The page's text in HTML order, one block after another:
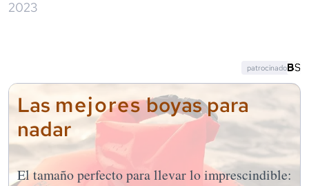
2023
Las mejoresboyas para
nadar
El tamaño perfecto para llevar lo imprescindible:
patrocinado